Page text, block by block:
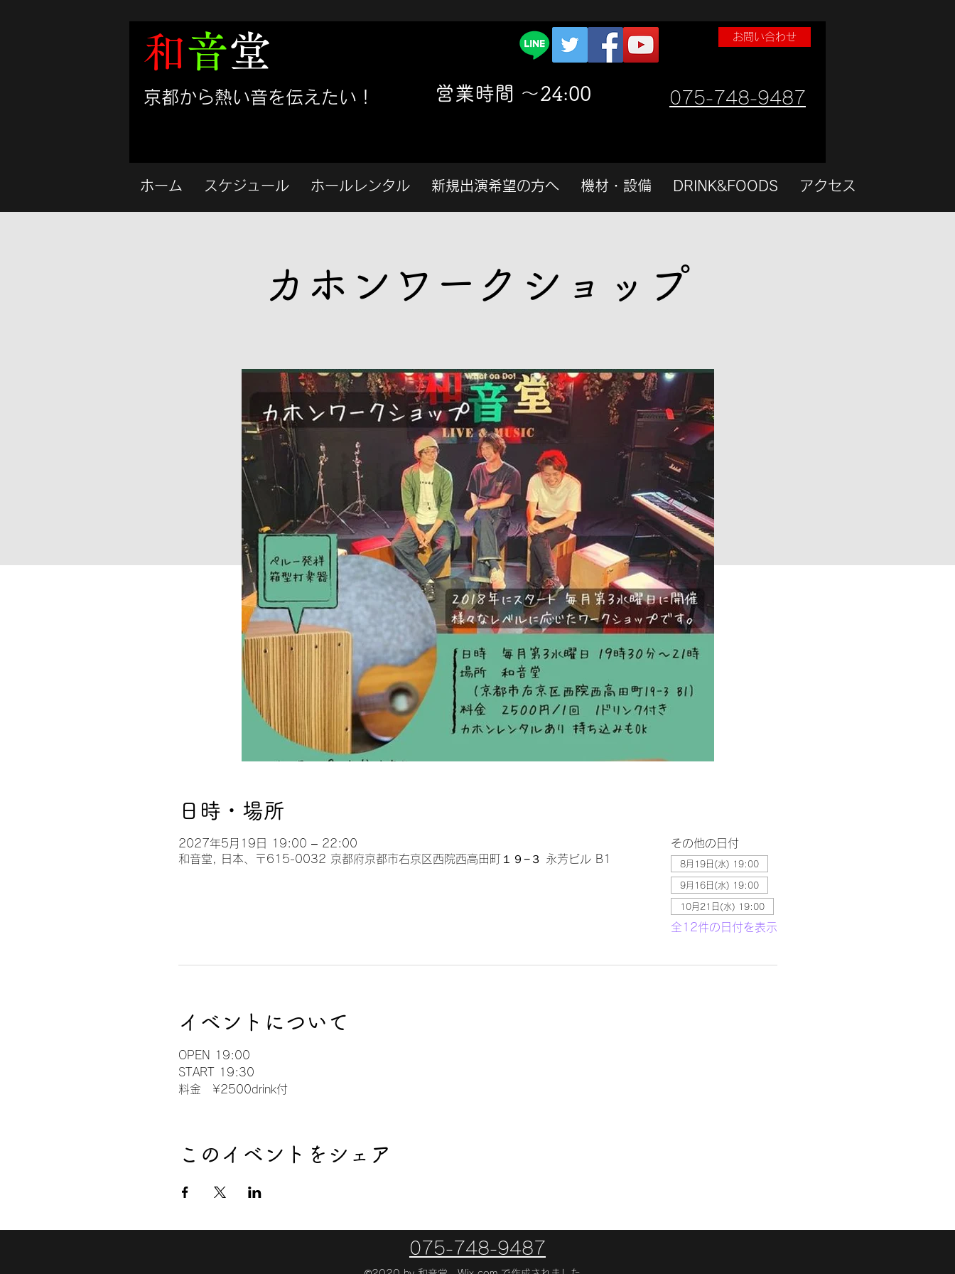
和音堂
​京都から熱い音を伝えたい！
お問い合わせ
​営業時間 〜24:00 075-748-9487
ホーム スケジュール ホールレンタル 新規出演希望の方へ 機材・設備 DRINK&FOODS アクセス
カホンワークショップ
日時・場所
2027年5月19日 19:00 – 22:00
和音堂, 日本、〒615-0032 京都府京都市右京区西院西高田町１９−３ 永芳ビル B1
その他の日付
8月19日(水) 19:00
9月16日(水) 19:00
10月21日(水) 19:00
全12件の日付を表示
イベントについて
OPEN 19:00
START 19:30
料金　¥2500drink付
このイベントをシェア
075-748-9487